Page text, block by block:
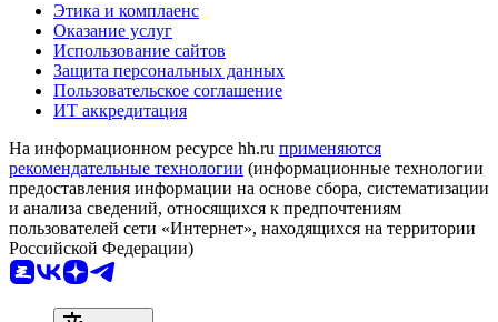
Этика и комплаенс
Оказание услуг
Использование сайтов
Защита персональных данных
Пользовательское соглашение
ИТ аккредитация
На информационном ресурсе hh.ru применяются
рекомендательные технологии (информационные технологии
предоставления информации на основе сбора, систематизации
и анализа сведений, относящихся к предпочтениям
пользователей сети «Интернет», находящихся на территории
Российской Федерации)